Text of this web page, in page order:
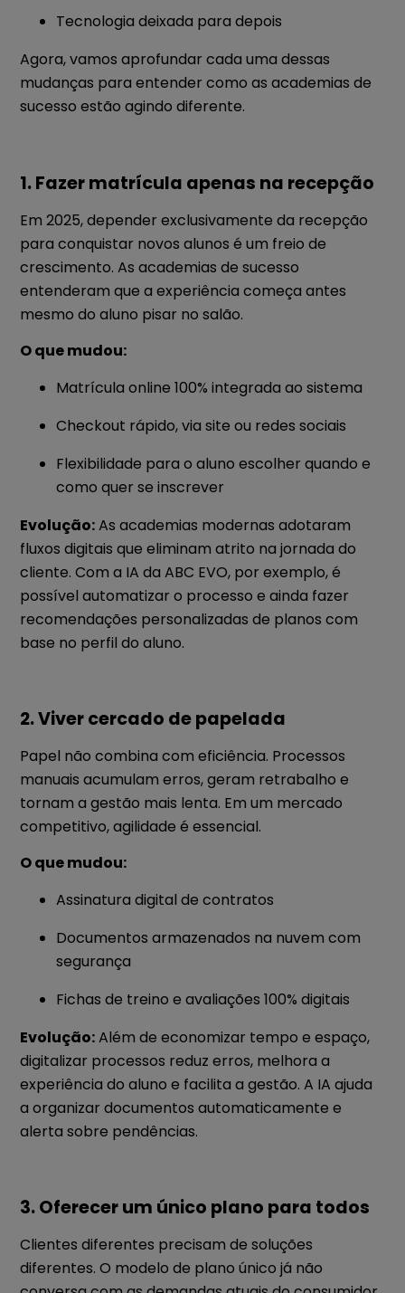
Tecnologia deixada para depois
Agora, vamos aprofundar cada uma dessas
mudanças para entender como as academias de
sucesso estão agindo diferente.
1. Fazer matrícula apenas na recepção
Em 2025, depender exclusivamente da recepção
para conquistar novos alunos é um freio de
crescimento. As academias de sucesso
entenderam que a experiência começa antes
mesmo do aluno pisar no salão.
O que mudou:
Matrícula online 100% integrada ao sistema
Checkout rápido, via site ou redes sociais
Flexibilidade para o aluno escolher quando e
como quer se inscrever
Evolução:As academias modernas adotaram
fluxos digitais que eliminam atrito na jornada do
cliente. Com a IA da ABC EVO, por exemplo, é
possível automatizar o processo e ainda fazer
recomendações personalizadas de planos com
base no perfil do aluno.
2. Viver cercado de papelada
Papel não combina com eficiência. Processos
manuais acumulam erros, geram retrabalho e
tornam a gestão mais lenta. Em um mercado
competitivo, agilidade é essencial.
O que mudou:
Assinatura digital de contratos
Documentos armazenados na nuvem com
segurança
Fichas de treino e avaliações 100% digitais
Evolução:Além de economizar tempo e espaço,
digitalizar processos reduz erros, melhora a
experiência do aluno e facilita a gestão. A IA ajuda
a organizar documentos automaticamente e
alerta sobre pendências.
3. Oferecer um único plano para todos
Clientes diferentes precisam de soluções
diferentes. O modelo de plano único já não